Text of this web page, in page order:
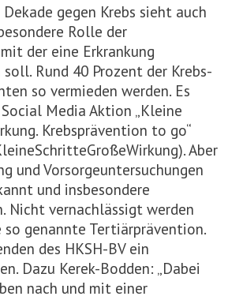
gegen Krebs sieht auch
Rolle der
der eine Erkrankung
Rund 40 Prozent der Krebs-
so vermieden werden. Es
Media Aktion „Kleine
Krebsprävention to go“
Aber
und Vorsorgeuntersuchungen
und insbesondere
Nicht vernachlässigt werden
so genannte Tertiärprävention.
des HKSH-BV ein
Dazu Kerek-Bodden: „Dabei
nach und mit einer